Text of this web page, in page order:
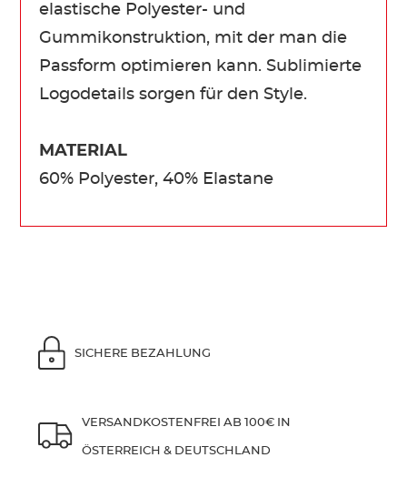
elastische Polyester- und
Gummikonstruktion, mit der man die
Passform optimieren kann. Sublimierte
Logodetails sorgen für den Style.
MATERIAL
60% Polyester, 40% Elastane
SICHERE BEZAHLUNG
VERSANDKOSTENFREI AB 100€ IN
ÖSTERREICH & DEUTSCHLAND